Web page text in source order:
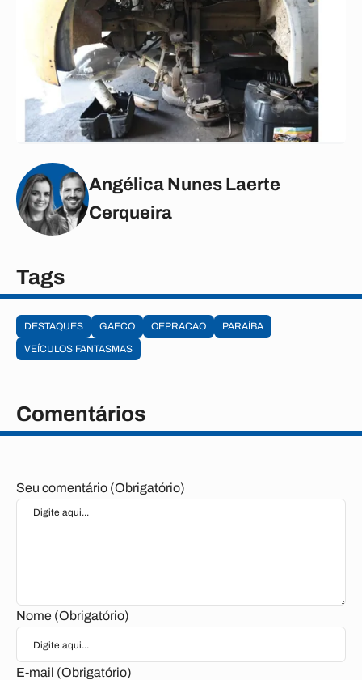
Angélica Nunes Laerte
Cerqueira
Tags
DESTAQUES GAECO OEPRACAO
PARAÍBA
VEÍCULOS FANTASMAS
Comentários
Seu comentário (Obrigatório)
Nome (Obrigatório)
E-mail (Obrigatório)